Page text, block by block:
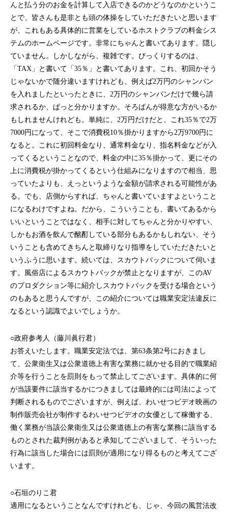
んと払う分のお金を計算して入店できるのかどうなのかというこ
とで、皆さんも是非とも頭の体操をしていただきたいと思います
が、これもある具体的に営業をしているホストクラブの料金シス
テムのホームページです。非常にちゃんと書いてあります。隠し
ていません。しかしながら、複雑です。びっくりするのは、
「TAX」と書いて「35％」と書いてあります。これ、初回かそう
じゃないかで随分違いますけれども、例えば2万円のシャンパン
を入れましたといったときに、2万円のシャンパンだけで幾ら請
求されるか、ぱっと分かりますか。そろばんが得意な方がいるか
もしれませんけれども。単純に、2万円だけだと、これ35％で2万
7000円になって、そこで消費税10％掛かりますから2万9700円に
なると。これに初回料金なり、通常料金なり、指名料金などが入
ってくるということなので、料金の中に35％掛かって、更にその
上に消費税が掛かってくるという仕組みになりますので相当、思
っていたよりも、えっというような金額が請求される可能性があ
る。でも、店側からすれば、ちゃんと書いていますよということ
になるわけですよね。だから、こういうことも、書いてあるから
いいということではなく、相手に対してちゃんと分かりやすい、
しかもお酒を飲んで酩酊している部分もあるかもしれない、そう
いうことも含めてきちんと取締りなり指導をしていただきたいと
いうふうに思います。続いては、スカウトバックについて伺いま
す。風俗店によるスカウトバックが禁止となりますが、このAV
のプロダクション等に紹介しスカウトバックを受ける場合という
のもあると思うんですが、この紹介については職業安定法違反に
なるという認識でよいでしょうか。
○政府参考人（藤川眞行君）
お答えいたします。職業安定法では、第63条第2号におきまし
て、公衆衛生又は公衆道徳上有害な業務に就かせる目的で職業紹
介等を行うことを罰則をもって禁止してございます。具体的に何
が当該要件に該当するかにつきましては最終的には司法によって
判断されるものでございますが、例えば、わいせつビデオ映画の
制作販売会社が制作するわいせつビデオの女優として稼働する、
働く業務が当該公衆衛生又は公衆道徳上の有害な業務に該当する
ものとされた裁判例があると承知してございまして、そういった
行為に該当した場合には罰則が適用になり得るものと考えてござ
います。
○石垣のりこ君
適用になるということなんですけれども、じゃ、今回の風営法改